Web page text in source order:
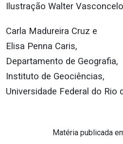
Ilustração Walter
Carla Madureira Cruz e
Elisa Penna Caris,
Departamento de Geografia,
Instituto de Geociências,
Universidade Federal do Rio
Matéria publicada